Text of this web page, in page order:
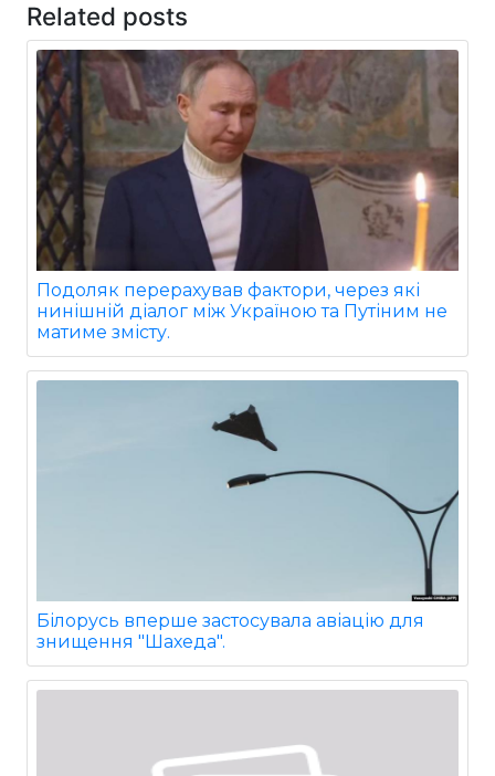
Related posts
Подоляк перерахував фактори, через які
нинішній діалог між Україною та Путіним не
матиме змісту.
Білорусь вперше застосувала авіацію для
знищення "Шахеда".